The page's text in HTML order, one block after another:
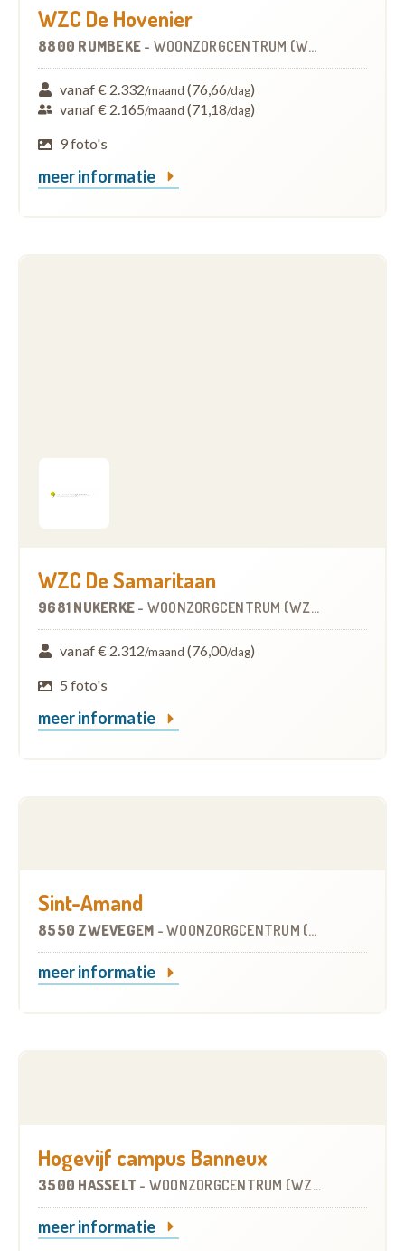
WZC De Hovenier
8800 RUMBEKE - WOONZORGCENTRUM (WZC)
vanaf € 2.332/maand (76,66/dag)
vanaf € 2.165/maand (71,18/dag)
9 foto's
meer informatie
WZC De Samaritaan
9681 NUKERKE - WOONZORGCENTRUM (WZC)
vanaf € 2.312/maand (76,00/dag)
5 foto's
meer informatie
Sint-Amand
8550 ZWEVEGEM - WOONZORGCENTRUM (WZC)
meer informatie
Hogevijf campus Banneux
3500 HASSELT - WOONZORGCENTRUM (WZC)
meer informatie